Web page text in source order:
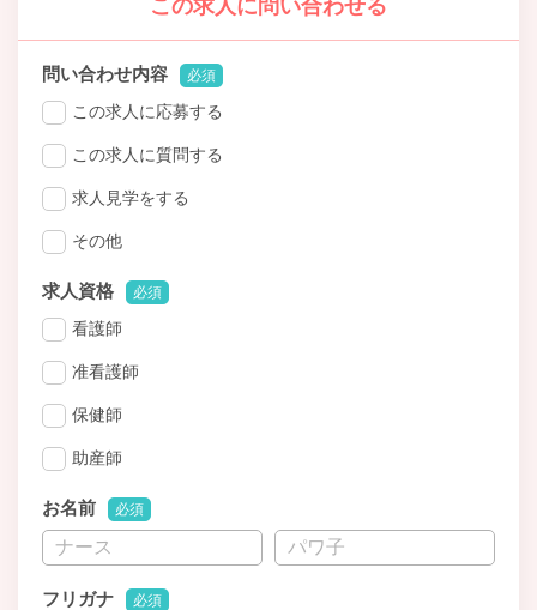
この求人に問い合わせる
問い合わせ内容 必須
この求人に応募する
この求人に質問する
求人見学をする
その他
求人資格 必須
看護師
准看護師
保健師
助産師
お名前 必須
フリガナ 必須